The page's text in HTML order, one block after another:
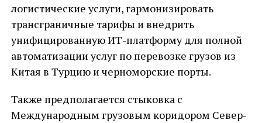
логистические услуги, гармонизировать
трансграничные тарифы и внедрить
унифицированную ИТ-платформу для полной
автоматизации услуг по перевозке грузов из
Китая в Турцию и черноморские порты.
Также предполагается стыковка с
Международным грузовым коридором Север-